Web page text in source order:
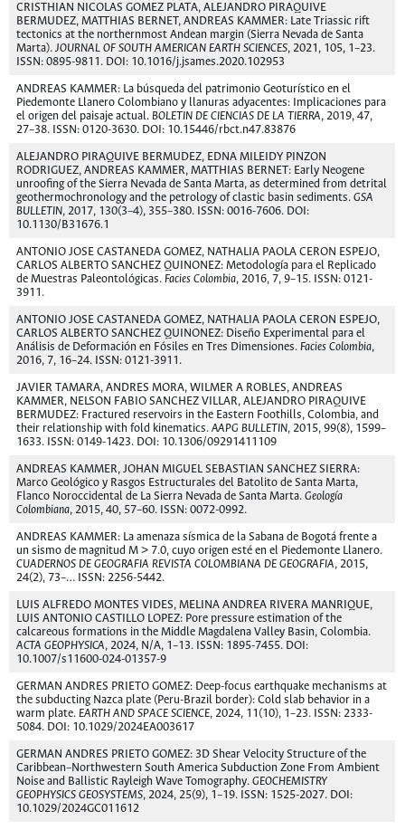
CRISTHIAN NICOLAS GOMEZ PLATA, ALEJANDRO PIRAQUIVE
BERMUDEZ, MATTHIAS BERNET, ANDREAS KAMMER: Late Triassic rift
tectonics at the northernmost Andean margin (Sierra Nevada de Santa
Marta).JOURNAL OF SOUTH AMERICAN EARTH SCIENCES, 2021, 105, 1–23.
ISSN: 0895-9811. DOI: 10.1016/j.jsames.2020.102953
ANDREAS KAMMER: La búsqueda del patrimonio Geoturístico en el
Piedemonte Llanero Colombiano y llanuras adyacentes: Implicaciones para
el origen del paisaje actual. BOLETIN DE CIENCIAS DE LA TIERRA, 2019, 47,
27–38. ISSN: 0120-3630. DOI: 10.15446/rbct.n47.83876
ALEJANDRO PIRAQUIVE BERMUDEZ, EDNA MILEIDY PINZON
RODRIGUEZ, ANDREAS KAMMER, MATTHIAS BERNET: Early Neogene
unroofing of the Sierra Nevada de Santa Marta, as determined from detrital
geothermochronology and the petrology of clastic basin sediments. GSA
BULLETIN, 2017, 130(3–4), 355–380. ISSN: 0016-7606. DOI:
10.1130/B31676.1
ANTONIO JOSE CASTANEDA GOMEZ, NATHALIA PAOLA CERON ESPEJO,
CARLOS ALBERTO SANCHEZ QUINONEZ: Metodología para el Replicado
de Muestras Paleontológicas. Facies Colombia, 2016, 7, 9–15. ISSN: 0121-
3911.
ANTONIO JOSE CASTANEDA GOMEZ, NATHALIA PAOLA CERON ESPEJO,
CARLOS ALBERTO SANCHEZ QUINONEZ: Diseño Experimental para el
Análisis de Deformación en Fósiles en Tres Dimensiones. Facies Colombia,
2016, 7, 16–24. ISSN: 0121-3911.
JAVIER TAMARA, ANDRES MORA, WILMER A ROBLES, ANDREAS
KAMMER, NELSON FABIO SANCHEZ VILLAR, ALEJANDRO PIRAQUIVE
BERMUDEZ: Fractured reservoirs in the Eastern Foothills, Colombia, and
their relationship with fold kinematics. AAPG BULLETIN, 2015, 99(8), 1599–
1633. ISSN: 0149-1423. DOI: 10.1306/09291411109
ANDREAS KAMMER, JOHAN MIGUEL SEBASTIAN SANCHEZ SIERRA:
Marco Geológico y Rasgos Estructurales del Batolito de Santa Marta,
Flanco Noroccidental de La Sierra Nevada de Santa Marta. Geología
Colombiana, 2015, 40, 57–60. ISSN: 0072-0992.
ANDREAS KAMMER: La amenaza sísmica de la Sabana de Bogotá frente a
un sismo de magnitud M > 7.0, cuyo origen esté en el Piedemonte Llanero.
CUADERNOS DE GEOGRAFIA REVISTA COLOMBIANA DE GEOGRAFIA, 2015,
24(2), 73–… ISSN: 2256-5442.
LUIS ALFREDO MONTES VIDES, MELINA ANDREA RIVERA MANRIQUE,
LUIS ANTONIO CASTILLO LOPEZ: Pore pressure estimation of the
calcareous formations in the Middle Magdalena Valley Basin, Colombia.
ACTA GEOPHYSICA, 2024, N/A, 1–13. ISSN: 1895-7455. DOI:
10.1007/s11600-024-01357-9
GERMAN ANDRES PRIETO GOMEZ: Deep-focus earthquake mechanisms at
the subducting Nazca plate (Peru-Brazil border): Cold slab behavior in a
warm plate. EARTH AND SPACE SCIENCE, 2024, 11(10), 1–23. ISSN: 2333-
5084. DOI: 10.1029/2024EA003617
GERMAN ANDRES PRIETO GOMEZ: 3D Shear Velocity Structure of the
Caribbean–Northwestern South America Subduction Zone From Ambient
Noise and Ballistic Rayleigh Wave Tomography. GEOCHEMISTRY
GEOPHYSICS GEOSYSTEMS, 2024, 25(9), 1–19. ISSN: 1525-2027. DOI:
10.1029/2024GC011612